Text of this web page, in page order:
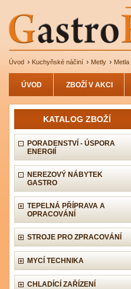
Úvod Kuchyňské náčiní Metly
ÚVOD ZBOŽÍ V AKCI
KATALOG ZBOŽÍ
PORADENSTVÍ - ÚSPORA
ENERGIÍ
NEREZOVÝ NÁBYTEK
GASTRO
TEPELNÁ PŘÍPRAVA A
OPRACOVÁNÍ
STROJE PRO ZPRACOVÁNÍ
MYCÍ TECHNIKA
CHLADÍCÍ ZAŘÍZENÍ